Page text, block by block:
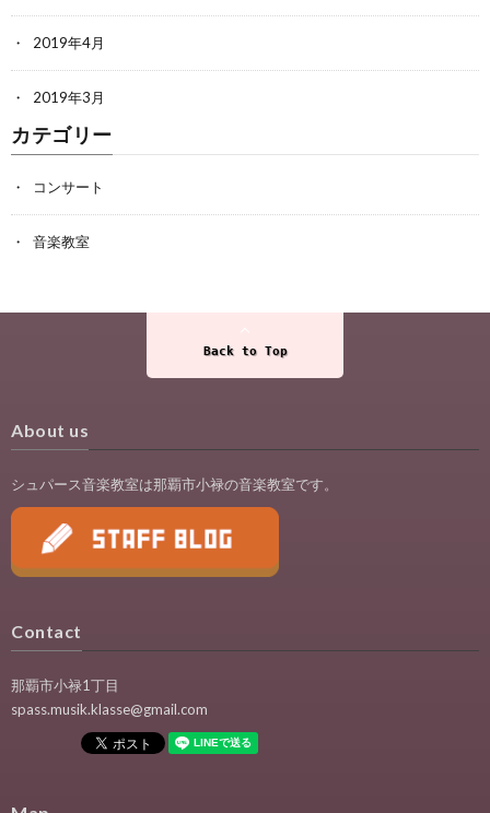
2019年4月
2019年3月
カテゴリー
コンサート
音楽教室
Back to Top
About us
シュパース音楽教室は那覇市小禄の音楽教室です。
Contact
那覇市小禄1丁目
spass.musik.klasse@gmail.com